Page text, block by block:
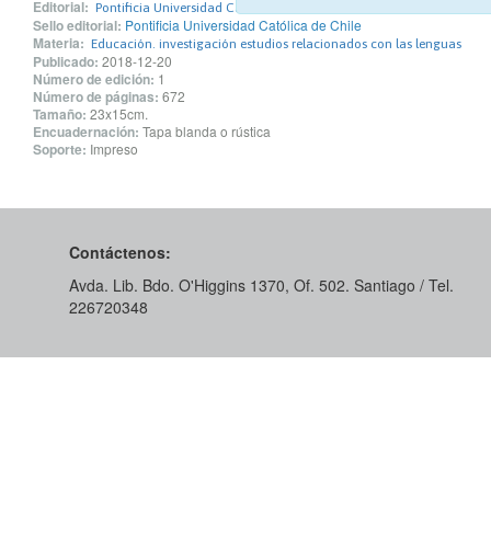
Editorial: Pontificia Universidad Católica de Chile
Sello editorial: Pontificia Universidad Católica de Chile
Materia: Educación. investigación estudios relacionados con las lenguas
Publicado: 2018-12-20
Número de edición: 1
Número de páginas: 672
Tamaño: 23x15cm.
Encuadernación: Tapa blanda o rústica
Soporte: Impreso
Contáctenos:
Avda. Lib. Bdo. O'Higgins 1370, Of. 502. Santiago / Tel.
226720348